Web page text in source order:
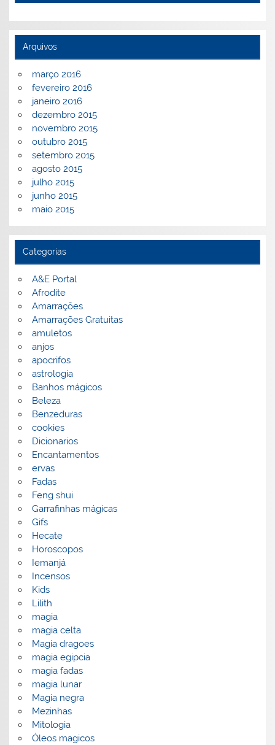
Arquivos
março 2016
fevereiro 2016
janeiro 2016
dezembro 2015
novembro 2015
outubro 2015
setembro 2015
agosto 2015
julho 2015
junho 2015
maio 2015
Categorias
A&E Portal
Afrodite
Amarrações
Amarrações Gratuitas
amuletos
anjos
apocrifos
astrologia
Banhos mágicos
Beleza
Benzeduras
cookies
Dicionarios
Encantamentos
ervas
Fadas
Feng shui
Garrafinhas mágicas
Gifs
Hecate
Horoscopos
Iemanjá
Incensos
Kids
Lilith
magia
magia celta
Magia dragoes
magia egipcia
magia fadas
magia lunar
Magia negra
Mezinhas
Mitologia
Óleos magicos